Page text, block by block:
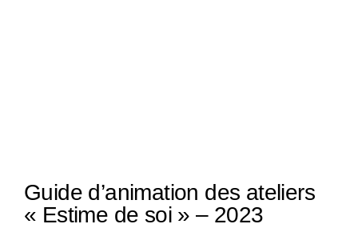
Guide d’animation des ateliers
« Estime de soi » – 2023